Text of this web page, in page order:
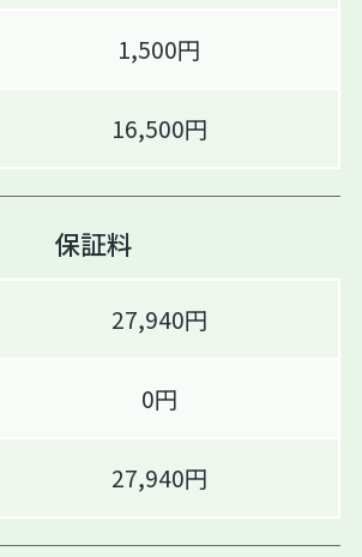
1,500円
16,500円
保証料
27,940円
0円
27,940円